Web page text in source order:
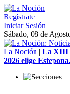
Regístrate
Iniciar Sesión
Sábado, 08 de
La Noción | La XIII
2026 elige